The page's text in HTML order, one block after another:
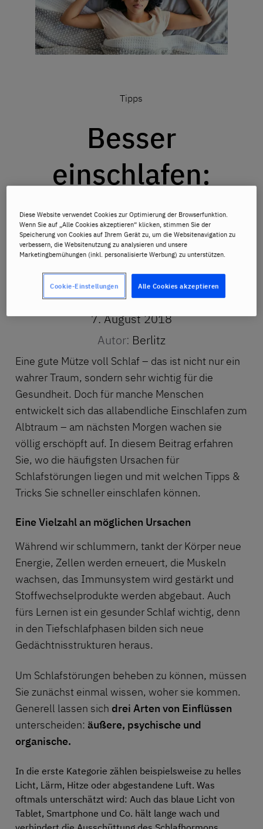
Tipps
Besser
einschlafen:
Diese Tipps
sorgen für
ruhige Nächte
7. August 2018
Autor: Berlitz
Eine gute Mütze voll Schlaf – das ist nicht nur ein
wahrer Traum, sondern sehr wichtig für die
Gesundheit. Doch für manche Menschen
entwickelt sich das allabendliche Einschlafen zum
Albtraum – am nächsten Morgen wachen sie
völlig erschöpft auf. In diesem Beitrag erfahren
Sie, wo die häufigsten Ursachen für
Schlafstörungen liegen und mit welchen Tipps &
Tricks Sie schneller einschlafen können.
Eine Vielzahl an möglichen Ursachen
Während wir schlummern, tankt der Körper neue
Energie, Zellen werden erneuert, die Muskeln
wachsen, das Immunsystem wird gestärkt und
Stoffwechselprodukte werden abgebaut. Auch
fürs Lernen ist ein gesunder Schlaf wichtig, denn
in den Tiefschlafphasen bilden sich neue
Gedächtnisstrukturen heraus.
Um Schlafstörungen beheben zu können, müssen
Sie zunächst einmal wissen, woher sie kommen.
Generell lassen sich drei Arten von Einflüssen
unterscheiden: äußere, psychische und
organische.
In die erste Kategorie zählen beispielsweise zu helles
Licht, Lärm, Hitze oder abgestandene Luft. Was
oftmals unterschätzt wird: Auch das blaue Licht von
Tablet, Smartphone und Co. hält lange wach und
Diese Website verwendet Cookies zur Optimierung der Browserfunktion.
Wenn Sie auf „Alle Cookies akzeptieren“ klicken, stimmen Sie der
Speicherung von Cookies auf Ihrem Gerät zu, um die Websitenavigation zu
verbessern, die Websitenutzung zu analysieren und unsere
Marketingbemühungen (inkl. personalisierte Werbung) zu unterstützen.
Alle Cookies akzeptieren
Cookie-Einstellungen